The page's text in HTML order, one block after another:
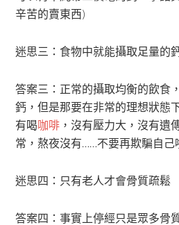
辛苦的賣東西)
迷思三：食物中就能攝取足量的
答案三：正常的攝取均衡的飲食
鈣，但是那要在非常的理想狀態
有喝咖啡 ，沒有壓力大，沒有遺
常，熬夜沒有……不要再欺騙自己
迷思四：只有老人才會骨質疏鬆
答案四：事實上停經只是眾多骨